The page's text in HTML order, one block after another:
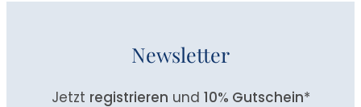
Newsletter
Jetzt registrieren und 10% Gutschein*